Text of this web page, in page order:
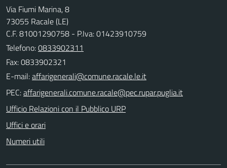
Via Fiumi Marina, 8
73055 Racale (LE)
C.F. 81001290758 - P.Iva: 01423910759
Telefono:0833902311
Fax: 0833902321
E-mail:
PEC:
Ufficio Relazioni con il Pubblico URP
Uffici e orari
Numeri utili